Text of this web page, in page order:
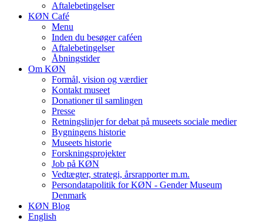
Aftalebetingelser
KØN Café
Menu
Inden du besøger caféen
Aftalebetingelser
Åbningstider
Om KØN
Formål, vision og værdier
Kontakt museet
Donationer til samlingen
Presse
Retningslinjer for debat på museets sociale medier
Bygningens historie
Museets historie
Forskningsprojekter
Job på KØN
Vedtægter, strategi, årsrapporter m.m.
Persondatapolitik for KØN - Gender Museum
Denmark
KØN Blog
English